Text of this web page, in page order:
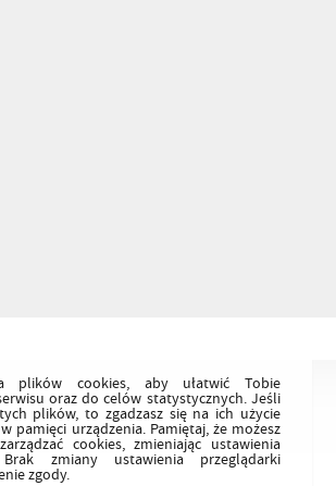
plików cookies, aby ułatwić Tobie
oraz do celów statystycznych. Jeśli
plików, to zgadzasz się na ich użycie
pamięci urządzenia. Pamiętaj, że możesz
cookies, zmieniając ustawienia
Brak zmiany ustawienia przeglądarki
zgody.